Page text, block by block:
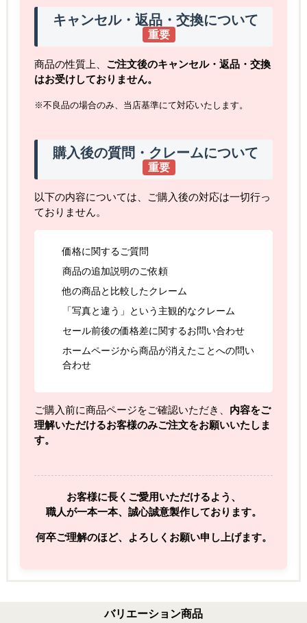
キャンセル・返品・交換について
重要
商品の性質上、 ご注文後のキャンセル・返品・交換
はお受けしておりません。
※不良品の場合のみ、当店基準にて対応いたします。
購入後の質問・クレームについて
重要
以下の内容については、ご購入後の対応は一切行っ
ておりません。
価格に関するご質問
商品の追加説明のご依頼
他の商品と比較したクレーム
「写真と違う」という主観的なクレーム
セール前後の価格差に関するお問い合わせ
ホームページから商品が消えたことへの問い
合わせ
ご購入前に商品ページをご確認いただき、 内容をご
理解いただけるお客様のみご注文をお願いいたしま
す。
お客様に長くご愛用いただけるよう、
職人が一本一本、誠心誠意製作しております。
何卒ご理解のほど、よろしくお願い申し上げます。
バリエーション商品